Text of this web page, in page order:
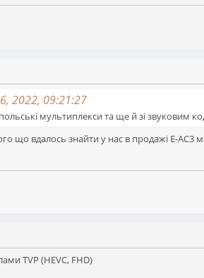
2022, 09:21:27
мультиплекси та ще й зі звуковим
що вдалось знайти у нас в продажі E-AC3
TVP (HEVC, FHD)